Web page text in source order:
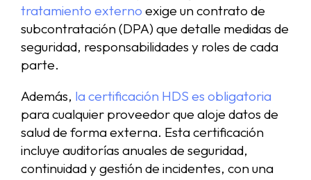
tratamiento externo exige un contrato de
subcontratación (DPA) que detalle medidas de
seguridad, responsabilidades y roles de cada
parte.
Además, la certificación HDS es obligatoria
para cualquier proveedor que aloje datos de
salud de forma externa. Esta certificación
incluye auditorías anuales de seguridad,
continuidad y gestión de incidentes, con una